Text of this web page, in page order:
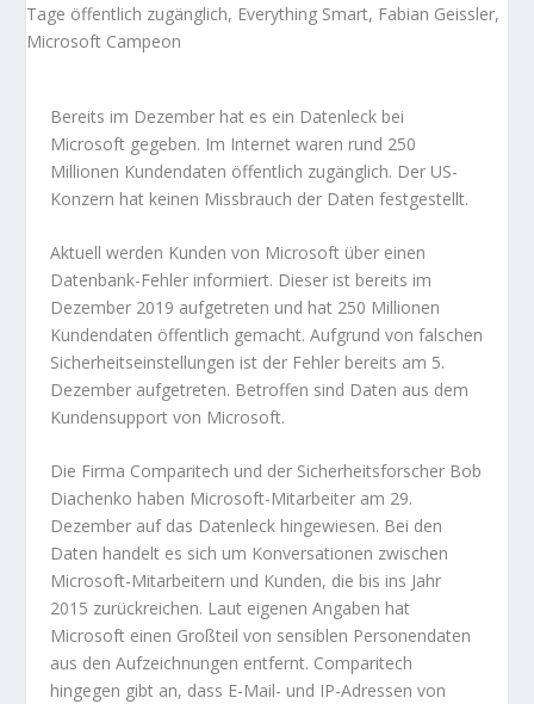
Tage öffentlich zugänglich, Everything Smart, Fabian Geissler,
Microsoft Campeon
Bereits im Dezember hat es ein Datenleck bei
Microsoft gegeben. Im Internet waren rund 250
Millionen Kundendaten öffentlich zugänglich. Der US-
Konzern hat keinen Missbrauch der Daten festgestellt.
Aktuell werden Kunden von Microsoft über einen
Datenbank-Fehler informiert. Dieser ist bereits im
Dezember 2019 aufgetreten und hat 250 Millionen
Kundendaten öffentlich gemacht. Aufgrund von falschen
Sicherheitseinstellungen ist der Fehler bereits am 5.
Dezember aufgetreten. Betroffen sind Daten aus dem
Kundensupport von Microsoft.
Die Firma Comparitech und der Sicherheitsforscher Bob
Diachenko haben Microsoft-Mitarbeiter am 29.
Dezember auf das Datenleck hingewiesen. Bei den
Daten handelt es sich um Konversationen zwischen
Microsoft-Mitarbeitern und Kunden, die bis ins Jahr
2015 zurückreichen. Laut eigenen Angaben hat
Microsoft einen Großteil von sensiblen Personendaten
aus den Aufzeichnungen entfernt. Comparitech
hingegen gibt an, dass E-Mail- und IP-Adressen von